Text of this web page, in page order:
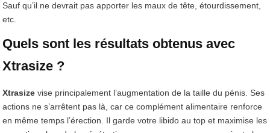
Sauf qu’il ne devrait pas apporter les maux de tête, étourdissement,
etc.
Quels sont les résultats obtenus avec
Xtrasize ?
Xtrasize vise principalement l’augmentation de la taille du pénis. Ses
actions ne s’arrêtent pas là, car ce complément alimentaire renforce
en même temps l’érection. Il garde votre libido au top et maximise les